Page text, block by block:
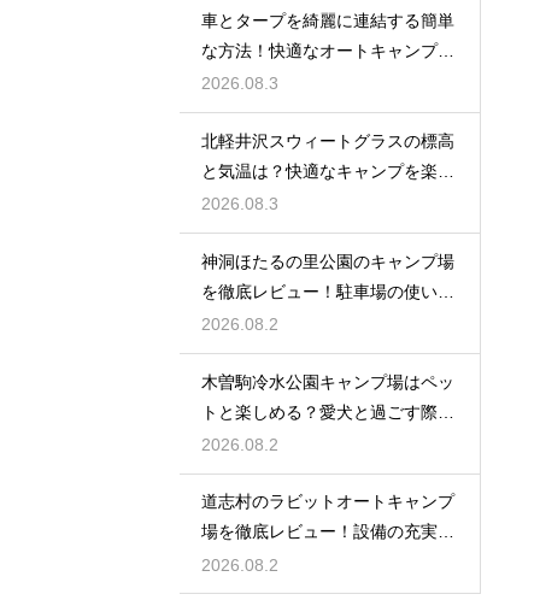
車とタープを綺麗に連結する簡単
な方法！快適なオートキャンプ空
間の作り方
2026.08.3
北軽井沢スウィートグラスの標高
と気温は？快適なキャンプを楽し
む服装術
2026.08.3
神洞ほたるの里公園のキャンプ場
を徹底レビュー！駐車場の使い勝
手も解説
2026.08.2
木曽駒冷水公園キャンプ場はペッ
トと楽しめる？愛犬と過ごす際の
ルール
2026.08.2
道志村のラビットオートキャンプ
場を徹底レビュー！設備の充実度
を大公開
2026.08.2